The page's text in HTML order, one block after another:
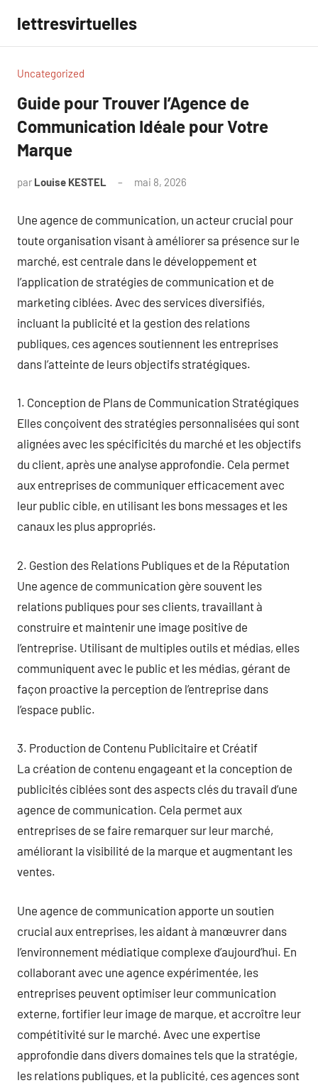
contenu
lettresvirtuelles
Uncategorized
Guide pour Trouver l’Agence de
Communication Idéale pour Votre
Marque
par Louise KESTEL mai 8, 2026
Une agence de communication, un acteur crucial pour
toute organisation visant à améliorer sa présence sur le
marché, est centrale dans le développement et
l’application de stratégies de communication et de
marketing ciblées. Avec des services diversifiés,
incluant la publicité et la gestion des relations
publiques, ces agences soutiennent les entreprises
dans l’atteinte de leurs objectifs stratégiques.
1. Conception de Plans de Communication Stratégiques
Elles conçoivent des stratégies personnalisées qui sont
alignées avec les spécificités du marché et les objectifs
du client, après une analyse approfondie. Cela permet
aux entreprises de communiquer efficacement avec
leur public cible, en utilisant les bons messages et les
canaux les plus appropriés.
2. Gestion des Relations Publiques et de la Réputation
Une agence de communication gère souvent les
relations publiques pour ses clients, travaillant à
construire et maintenir une image positive de
l’entreprise. Utilisant de multiples outils et médias, elles
communiquent avec le public et les médias, gérant de
façon proactive la perception de l’entreprise dans
l’espace public.
3. Production de Contenu Publicitaire et Créatif
La création de contenu engageant et la conception de
publicités ciblées sont des aspects clés du travail d’une
agence de communication. Cela permet aux
entreprises de se faire remarquer sur leur marché,
améliorant la visibilité de la marque et augmentant les
ventes.
Une agence de communication apporte un soutien
crucial aux entreprises, les aidant à manœuvrer dans
l’environnement médiatique complexe d’aujourd’hui. En
collaborant avec une agence expérimentée, les
entreprises peuvent optimiser leur communication
externe, fortifier leur image de marque, et accroître leur
compétitivité sur le marché. Avec une expertise
approfondie dans divers domaines tels que la stratégie,
les relations publiques, et la publicité, ces agences sont